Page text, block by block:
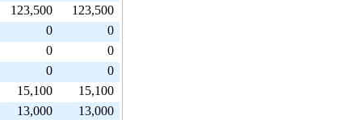
123,500
123,500
0
0
0
0
0
0
15,100
15,100
13,000
13,000